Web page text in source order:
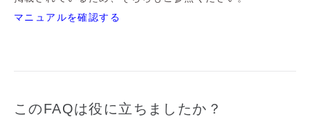
マニュアルを確認する
このFAQは役に立ちましたか？